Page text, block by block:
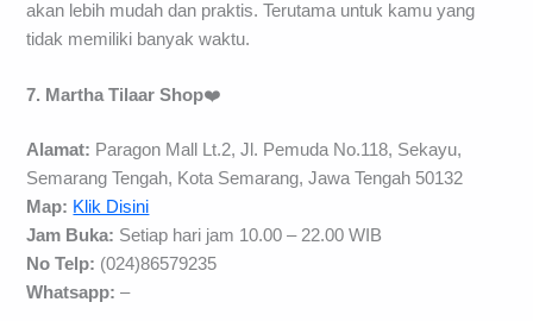
akan lebih mudah dan praktis. Terutama untuk kamu yang
tidak memiliki banyak waktu.
7. Martha Tilaar Shop❤️
Alamat: Paragon Mall Lt.2, Jl. Pemuda No.118, Sekayu,
Semarang Tengah, Kota Semarang, Jawa Tengah 50132
Map: Klik Disini
Jam Buka: Setiap hari jam 10.00 – 22.00 WIB
No Telp: (024)86579235
Whatsapp: –